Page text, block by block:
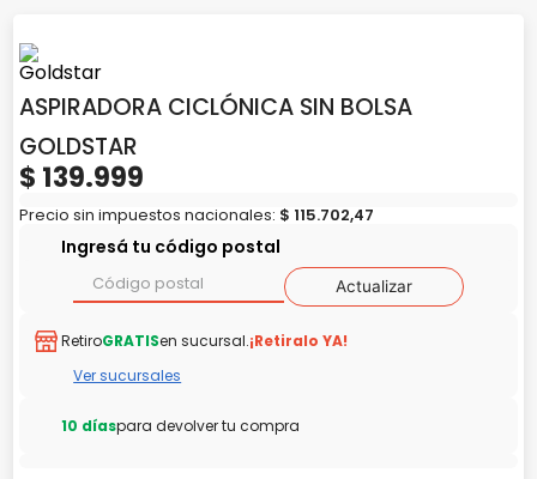
2.
freidora
3.
bicicleta
4.
tv
5. tablet
ASPIRADORA CICLÓNICA SIN BOLSA
GOLDSTAR
$ 139.999
Precio sin impuestos nacionales: $ 115.702,47
Ingresá tu código postal
Actualizar
RetiroGRATISen sucursal.¡Retiralo YA!
Ver sucursales
10 díaspara devolver tu compra